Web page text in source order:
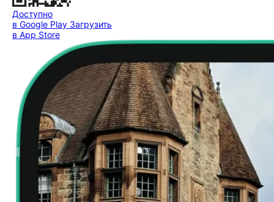
Доступно
в Google Play Загрузить
в App Store